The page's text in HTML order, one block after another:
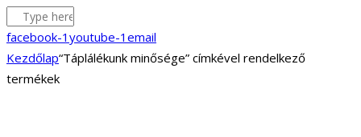
facebook-1 youtube-1 email
Kezdőlap“Táplálékunk minősége” címkével rendelkező
termékek